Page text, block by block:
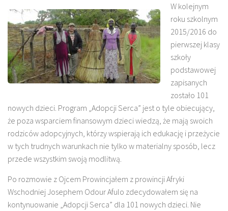
W kolejnym
roku szkolnym
2015/2016 do
pierwszej klasy
szkoły
podstawowej
zapisanych
zostało 101
nowych dzieci. Program „Adopcji Serca” jest o tyle obiecujący,
że poza wsparciem finansowym dzieci wiedzą, że mają swoich
rodziców adopcyjnych, którzy wspierają ich edukację i przeżycie
w tych trudnych warunkach nie tylko w materialny sposób, lecz
przede wszystkim swoją modlitwą.
Po rozmowie z Ojcem Prowincjałem z prowincji Afryki
Wschodniej Josephem Odour Afulo zdecydowałem się na
kontynuowanie „Adopcji Serca” dla 101 nowych dzieci. Nie